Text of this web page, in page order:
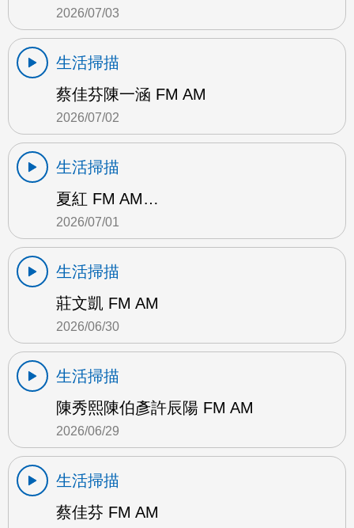
2026/07/03
生活掃描
蔡佳芬陳一涵 FM AM
2026/07/02
生活掃描
夏紅 FM AM…
2026/07/01
生活掃描
莊文凱 FM AM
2026/06/30
生活掃描
陳秀熙陳伯彥許辰陽 FM AM
2026/06/29
生活掃描
蔡佳芬 FM AM